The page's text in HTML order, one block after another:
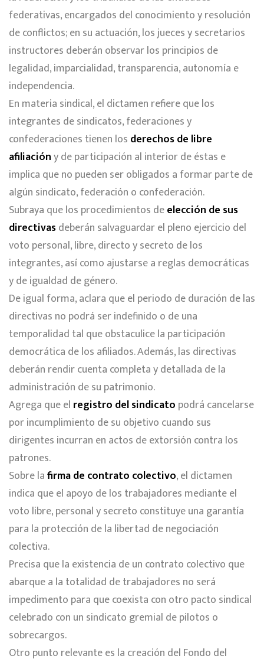
federativas, encargados del conocimiento y resolución
de conflictos; en su actuación, los jueces y secretarios
instructores deberán observar los principios de
legalidad, imparcialidad, transparencia, autonomía e
independencia.
En materia sindical, el dictamen refiere que los
integrantes de sindicatos, federaciones y
confederaciones tienen los derechos de libre
afiliacióny de participación al interior de éstas e
implica que no pueden ser obligados a formar parte de
algún sindicato, federación o confederación.
Subraya que los procedimientos deelección de sus
directivasdeberán salvaguardar el pleno ejercicio del
voto personal, libre, directo y secreto de los
integrantes, así como ajustarse a reglas democráticas
y de igualdad de género.
De igual forma, aclara que el periodo de duración de las
directivas no podrá ser indefinido o de una
temporalidad tal que obstaculice la participación
democrática de los afiliados. Además, las directivas
deberán rendir cuenta completa y detallada de la
administración de su patrimonio.
Agrega que el registro del sindicato podrá cancelarse
por incumplimiento de su objetivo cuando sus
dirigentes incurran en actos de extorsión contra los
patrones.
Sobre lafirma de contrato colectivo, el dictamen
indica que el apoyo de los trabajadores mediante el
voto libre, personal y secreto constituye una garantía
para la protección de la libertad de negociación
colectiva.
Precisa que la existencia de un contrato colectivo que
abarque a la totalidad de trabajadores no será
impedimento para que coexista con otro pacto sindical
celebrado con un sindicato gremial de pilotos o
sobrecargos.
Otro punto relevante es la creación del Fondo del